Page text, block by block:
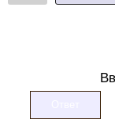
В